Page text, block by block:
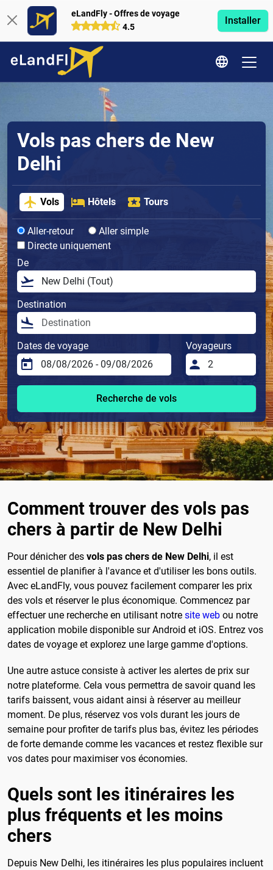
eLandFly - Offres de voyage
4.5
Installer
Vols pas chers de New
Delhi
Vols Hôtels Tours
Aller-retour
Aller simple
Directe uniquement
De
Destination
Dates de voyage Voyageurs
Recherche de vols
Comment trouver des vols pas
chers à partir de New Delhi
Pour dénicher des vols pas chers de New Delhi, il est
essentiel de planifier à l'avance et d'utiliser les bons outils.
Avec eLandFly, vous pouvez facilement comparer les prix
des vols et réserver le plus économique. Commencez par
effectuer une recherche en utilisant notre site web ou notre
application mobile disponible sur Android et iOS. Entrez vos
dates de voyage et explorez une large gamme d'options.
Une autre astuce consiste à activer les alertes de prix sur
notre plateforme. Cela vous permettra de savoir quand les
tarifs baissent, vous aidant ainsi à réserver au meilleur
moment. De plus, réservez vos vols durant les jours de
semaine pour profiter de tarifs plus bas, évitez les périodes
de forte demande comme les vacances et restez flexible sur
vos dates pour maximiser vos économies.
Quels sont les itinéraires les
plus fréquents et les moins
chers
Depuis New Delhi, les itinéraires les plus populaires incluent